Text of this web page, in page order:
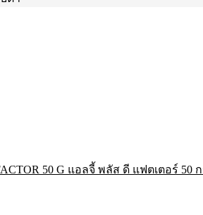
50 G แอลจี้ พลัส ดี แฟตเตอร์